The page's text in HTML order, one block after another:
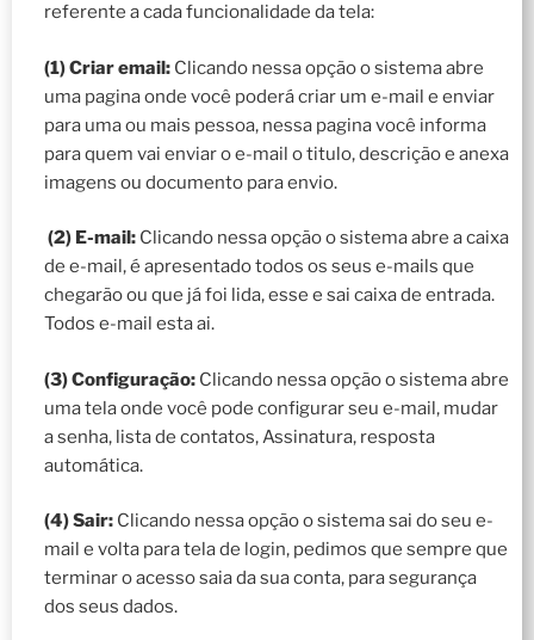
referente a cada funcionalidade da tela:
(1) Criar email: Clicando nessa opção o sistema abre
uma pagina onde você poderá criar um e-mail e enviar
para uma ou mais pessoa, nessa pagina você informa
para quem vai enviar o e-mail o titulo, descrição e anexa
imagens ou documento para envio.
(2) E-mail: Clicando nessa opção o sistema abre a caixa
de e-mail, é apresentado todos os seus e-mails que
chegarão ou que já foi lida, esse e sai caixa de entrada.
Todos e-mail esta ai.
(3) Configuração: Clicando nessa opção o sistema abre
uma tela onde você pode configurar seu e-mail, mudar
a senha, lista de contatos, Assinatura, resposta
automática.
(4) Sair: Clicando nessa opção o sistema sai do seu e-
mail e volta para tela de login, pedimos que sempre que
terminar o acesso saia da sua conta, para segurança
dos seus dados.